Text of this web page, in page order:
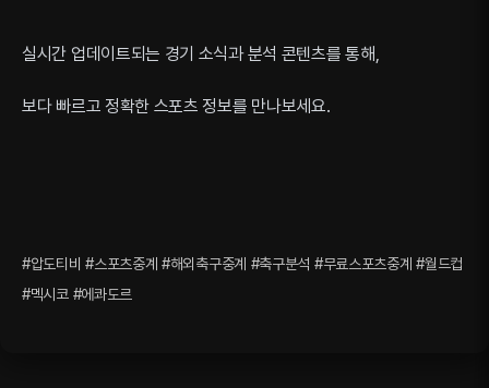
실시간 업데이트되는 경기 소식과 분석 콘텐츠를 통해,
보다 빠르고 정확한 스포츠 정보를 만나보세요.
#압도티비 #스포츠중계 #해외축구중계 #축구분석 #무료스포츠중계 #월드컵
#멕시코 #에콰도르